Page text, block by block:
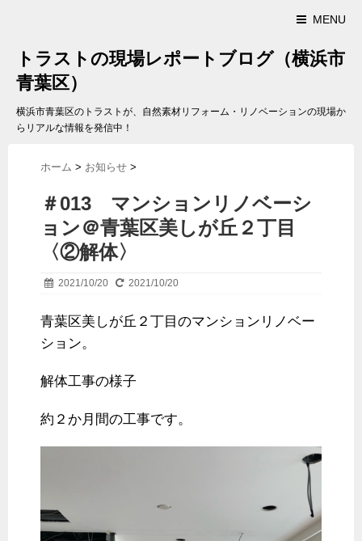
MENU
トラストの現場レポートブログ（横浜市
青葉区）
横浜市青葉区のトラストが、自然素材リフォーム・リノベーションの現場か
らリアルな情報を発信中！
ホーム > お知らせ >
＃013 マンションリノベーシ
ョン＠青葉区美しが丘２丁目
〈②解体〉
2021/10/20 2021/10/20
青葉区美しが丘２丁目のマンションリノベー
ション。
解体工事の様子
約２か月間の工事です。